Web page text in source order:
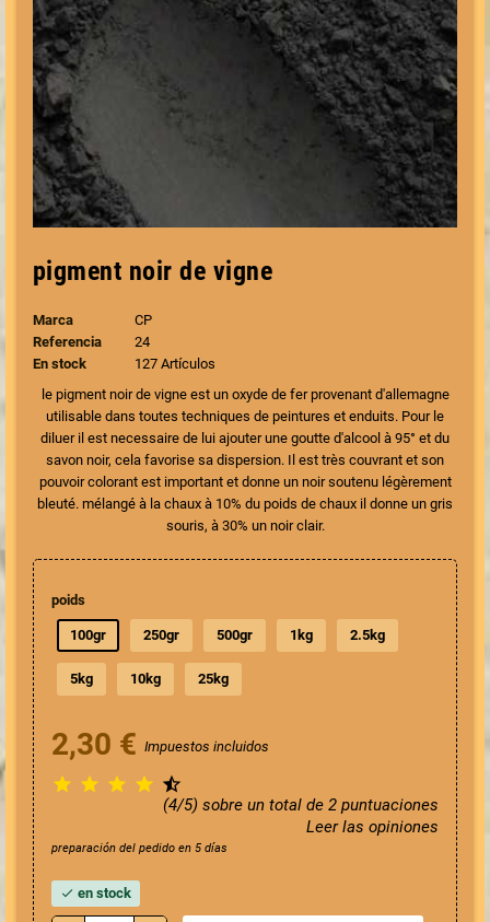
pigment noir de vigne
Marca
CP
Referencia
24
En stock
127 Artículos
le pigment noir de vigne est un oxyde de fer provenant d'allemagne
utilisable dans toutes techniques de peintures et enduits. Pour le
diluer il est necessaire de lui ajouter une goutte d'alcool à 95° et du
savon noir, cela favorise sa dispersion. Il est très couvrant et son
pouvoir colorant est important et donne un noir soutenu légèrement
bleuté. mélangé à la chaux à 10% du poids de chaux il donne un gris
souris, à 30% un noir clair.
poids
100gr 250gr 500gr 1kg 2.5kg
5kg 10kg 25kg
2,30 € Impuestos incluidos
    
(4/5) sobre un total de 2 puntuaciones
Leer las opiniones
preparación del pedido en 5 días
check en stock